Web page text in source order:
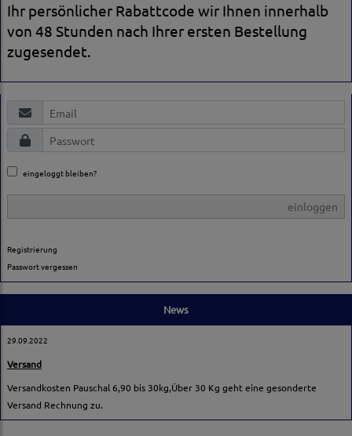
Ihr persönlicher Rabattcode wir Ihnen innerhalb
von 48 Stunden nach Ihrer ersten Bestellung
zugesendet.
eingeloggt bleiben?
einloggen
Registrierung
Passwort vergessen
News
29.09.2022
Versand
Versandkosten Pauschal 6,90 bis 30kg,Über 30 Kg geht eine gesonderte
Versand Rechnung zu.